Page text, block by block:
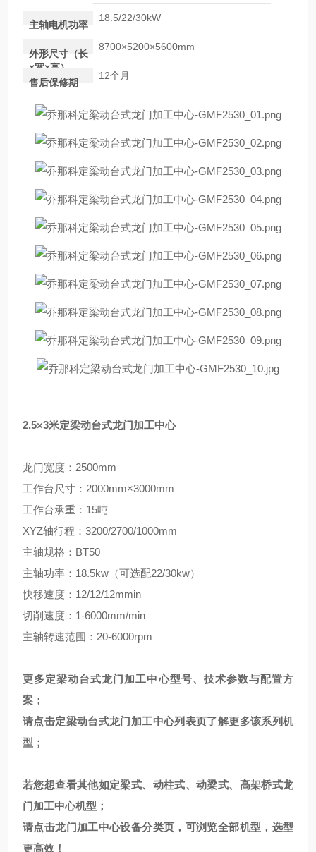
主轴电机功率
18.5/22/30kW
外形尺寸（长
×宽×高）
8700×5200×5600mm
售后保修期
12个月
2.5×3米定梁动台式龙门加工中心
龙门宽度：2500mm
工作台尺寸：2000mm×3000mm
工作台承重：15吨
XYZ轴行程：3200/2700/1000mm
主轴规格：BT50
主轴功率：18.5kw（可选配22/30kw）
快移速度：12/12/12mmin
切削速度：1-6000mm/min
主轴转速范围：20-6000rpm
更多定梁动台式龙门加工中心型号、技术参数与配置方
案；
请点击定梁动台式龙门加工中心列表页了解更多该系列机
型；
若您想查看其他如定梁式、动柱式、动梁式、高架桥式龙
门加工中心机型；
请点击龙门加工中心设备分类页，可浏览全部机型，选型
更高效！